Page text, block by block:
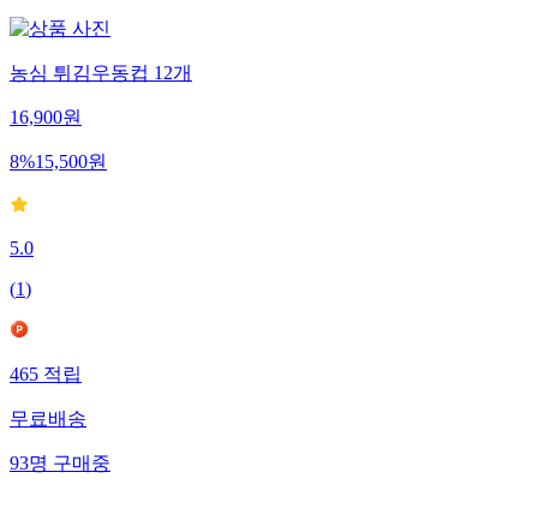
농심 튀김우동컵 12개
16,900원
8%15,500원
5.0
(1)
465적립
무료배송
93명구매중